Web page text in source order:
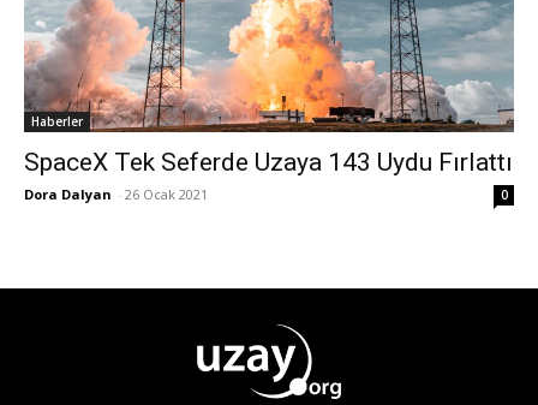
Haberler
SpaceX Tek Seferde Uzaya 143 Uydu Fırlattı
Dora Dalyan - 26 Ocak 2021 0